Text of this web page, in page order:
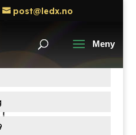
post@ledx.no